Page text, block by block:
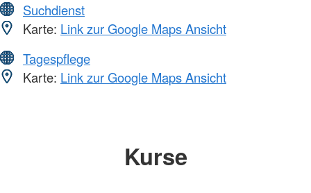
Suchdienst
Karte: Link zur Google Maps Ansicht
Tagespflege
Karte: Link zur Google Maps Ansicht
Kurse